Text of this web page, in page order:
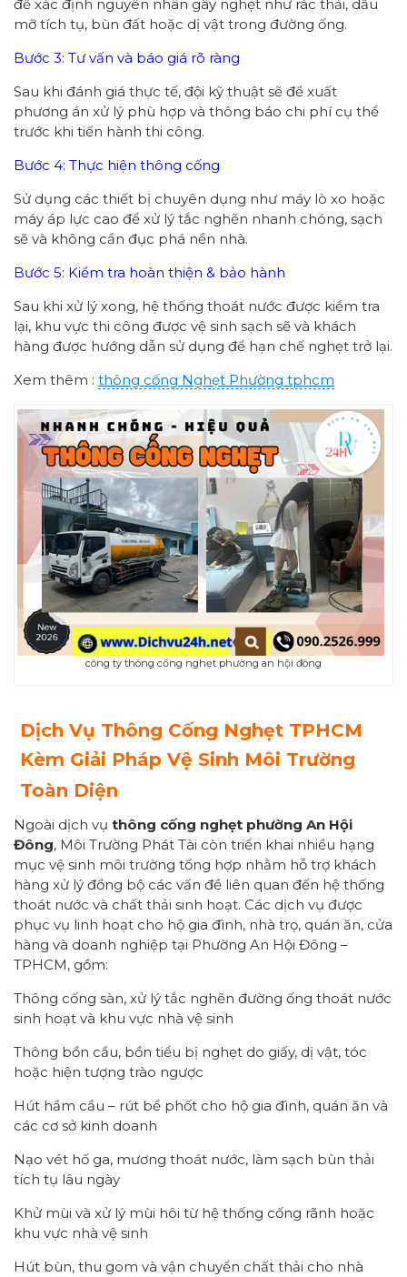
để xác định nguyên nhân gây nghẹt như rác thải, dầu
mỡ tích tụ, bùn đất hoặc dị vật trong đường ống.
Bước 3: Tư vấn và báo giá rõ ràng
Sau khi đánh giá thực tế, đội kỹ thuật sẽ đề xuất
phương án xử lý phù hợp và thông báo chi phí cụ thể
trước khi tiến hành thi công.
Bước 4: Thực hiện thông cống
Sử dụng các thiết bị chuyên dụng như máy lò xo hoặc
máy áp lực cao để xử lý tắc nghẽn nhanh chóng, sạch
sẽ và không cần đục phá nền nhà.
Bước 5: Kiểm tra hoàn thiện & bảo hành
Sau khi xử lý xong, hệ thống thoát nước được kiểm tra
lại, khu vực thi công được vệ sinh sạch sẽ và khách
hàng được hướng dẫn sử dụng để hạn chế nghẹt trở lại.
Xem thêm : thông cống Nghẹt Phường tphcm
công ty thông cống nghẹt phường an hội đông
Dịch Vụ Thông Cống Nghẹt TPHCM
Kèm Giải Pháp Vệ Sinh Môi Trường
Toàn Diện
Ngoài dịch vụ thông cống nghẹt phường An Hội
Đông, Môi Trường Phát Tài còn triển khai nhiều hạng
mục vệ sinh môi trường tổng hợp nhằm hỗ trợ khách
hàng xử lý đồng bộ các vấn đề liên quan đến hệ thống
thoát nước và chất thải sinh hoạt. Các dịch vụ được
phục vụ linh hoạt cho hộ gia đình, nhà trọ, quán ăn, cửa
hàng và doanh nghiệp tại Phường An Hội Đông –
TPHCM, gồm:
Thông cống sàn, xử lý tắc nghẽn đường ống thoát nước
sinh hoạt và khu vực nhà vệ sinh
Thông bồn cầu, bồn tiểu bị nghẹt do giấy, dị vật, tóc
hoặc hiện tượng trào ngược
Hút hầm cầu – rút bể phốt cho hộ gia đình, quán ăn và
các cơ sở kinh doanh
Nạo vét hố ga, mương thoát nước, làm sạch bùn thải
tích tụ lâu ngày
Khử mùi và xử lý mùi hôi từ hệ thống cống rãnh hoặc
khu vực nhà vệ sinh
Hút bùn, thu gom và vận chuyển chất thải cho nhà